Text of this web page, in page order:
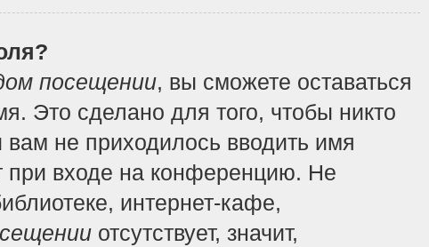
посещении, вы сможете оставаться
Это сделано для того, чтобы никто
вам не приходилось вводить имя
при входе на конференцию. Не
интернет-кафе,
отсутствует, значит,